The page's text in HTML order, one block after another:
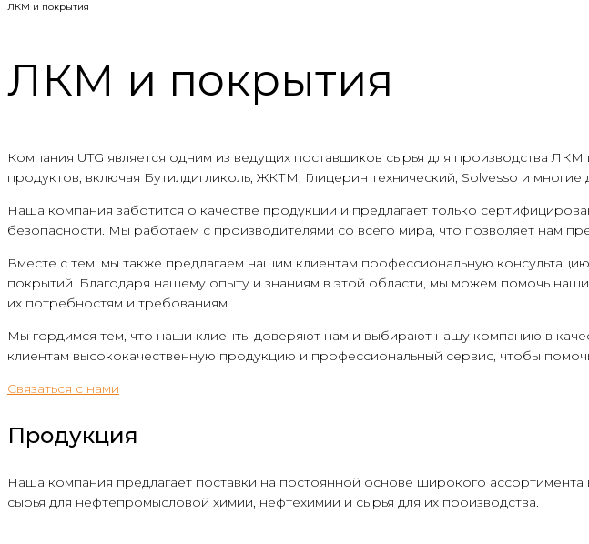
ЛКМ и покрытия
ЛКМ и покрытия
Компания UTG является одним из ведущих поставщиков сырья для производства
продуктов, включая Бутилдигликоль, ЖКТМ, Глицерин технический, Solvesso и многие
Наша компания заботится о качестве продукции и предлагает только
безопасности. Мы работаем с производителями со всего мира, что позволяет нам
Вместе с тем, мы также предлагаем нашим клиентам профессиональную
покрытий. Благодаря нашему опыту и знаниям в этой области, мы можем помочь
их потребностям и требованиям.
Мы гордимся тем, что наши клиенты доверяют нам и выбирают нашу компанию в
клиентам высококачественную продукцию и профессиональный сервис, чтобы
Связаться с нами
Продукция
Наша компания предлагает поставки на постоянной основе широкого ассортимента
сырья для нефтепромысловой химии, нефтехимии и сырья для их производства.